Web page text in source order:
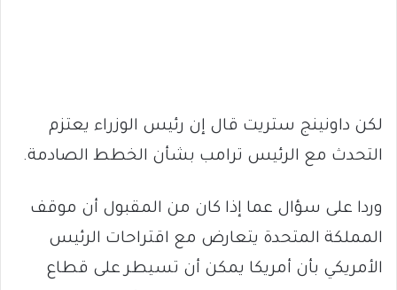
لكن داونينج ستريت قال إن رئيس الوزراء يعتزم
التحدث مع الرئيس ترامب بشأن الخطط الصادمة.
وردا على سؤال عما إذا كان من المقبول أن موقف
المملكة المتحدة يتعارض مع اقتراحات الرئيس
الأمريكي بأن أمريكا يمكن أن تسيطر على قطاع